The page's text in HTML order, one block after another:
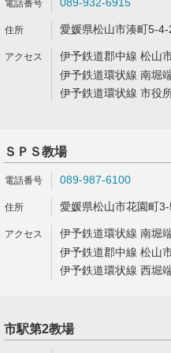
愛媛県松山市湊町5-4-
伊予鉄道郡中線 松山
伊予鉄道環状線 南堀
伊予鉄道環状線 市役
ＳＰＳ教場
089-987-6100
愛媛県松山市花園町
伊予鉄道環状線 南堀
伊予鉄道郡中線 松山
伊予鉄道環状線 西堀
市駅第2教場